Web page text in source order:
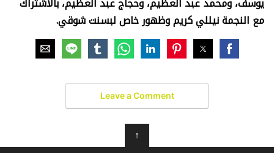
مع النجمة نيللي كريم وظهور خاص لبسنت شوقي.
Leave a Comment
↑